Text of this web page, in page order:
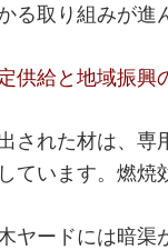
る取り組みが進
供給と地域振興
された材は、専
ています。燃焼
ヤードには暗渠